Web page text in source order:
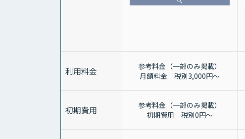
利用料金
参考料金（一部のみ掲載）
月額料金 税別3,000円～
初期費用
参考料金（一部のみ掲載）
初期費用 税別0円～